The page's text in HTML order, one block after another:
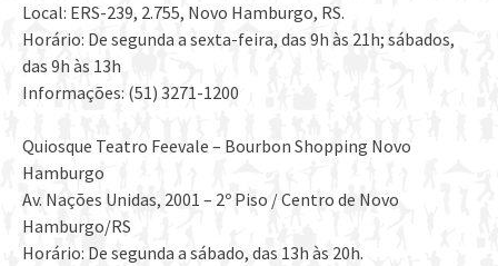
Local: ERS-239, 2.755, Novo Hamburgo, RS.
Horário: De segunda a sexta-feira, das 9h às 21h; sábados,
das 9h às 13h
Informações: (51) 3271-1200
Quiosque Teatro Feevale – Bourbon Shopping Novo
Hamburgo
Av. Nações Unidas, 2001 – 2º Piso / Centro de Novo
Hamburgo/RS
Horário: De segunda a sábado, das 13h às 20h.